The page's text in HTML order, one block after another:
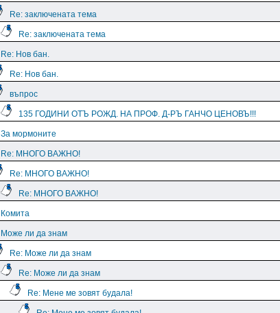
Re: заключената тема
Re: заключената тема
Re: Нов бан.
Re: Нов бан.
въпрос
135 ГОДИНИ ОТЪ РОЖД. НА ПРОФ. Д-РЪ ГАНЧО ЦЕНОВЪ!!!
За мормоните
Re: МНОГО ВАЖНО!
Re: МНОГО ВАЖНО!
Re: МНОГО ВАЖНО!
Комита
Може ли да знам
Re: Може ли да знам
Re: Може ли да знам
Re: Мене ме зовят будала!